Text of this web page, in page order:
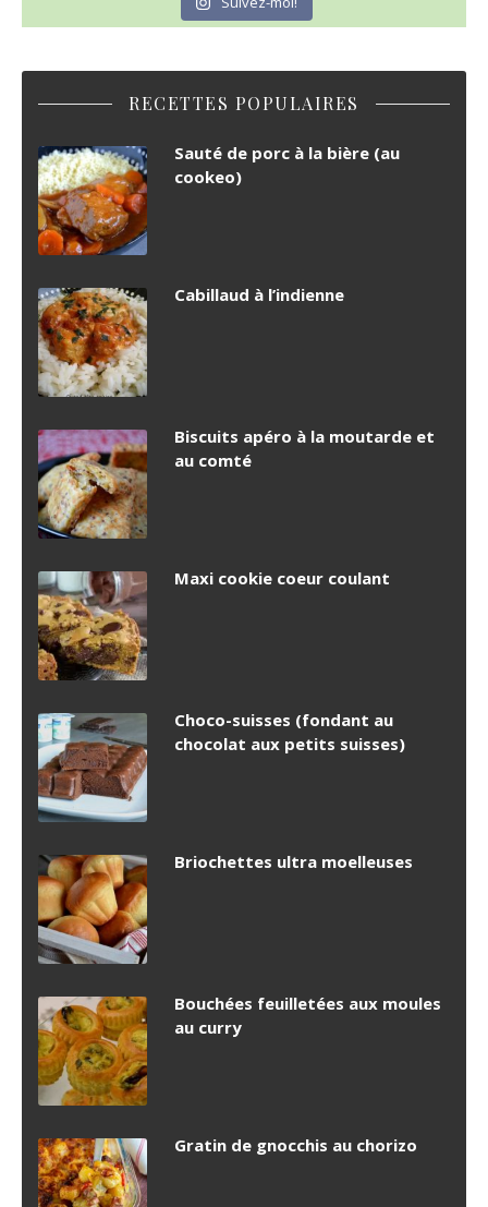
RECETTES POPULAIRES
Sauté de porc à la bière (au
cookeo)
Cabillaud à l’indienne
Biscuits apéro à la moutarde et
au comté
Maxi cookie coeur coulant
Choco-suisses (fondant au
chocolat aux petits suisses)
Briochettes ultra moelleuses
Bouchées feuilletées aux moules
au curry
Gratin de gnocchis au chorizo